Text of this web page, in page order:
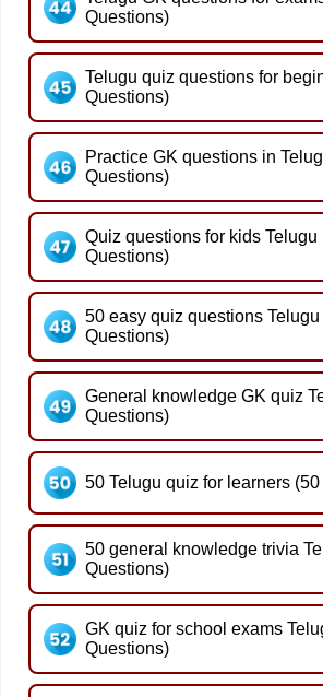
Questions)
Telugu quiz questions for
Questions)
Practice GK questions in
Questions)
Quiz questions for kids Telugu
Questions)
50 easy quiz questions
Questions)
General knowledge GK quiz
Questions)
50 Telugu quiz for learners
50 general knowledge trivia
Questions)
GK quiz for school exams
Questions)